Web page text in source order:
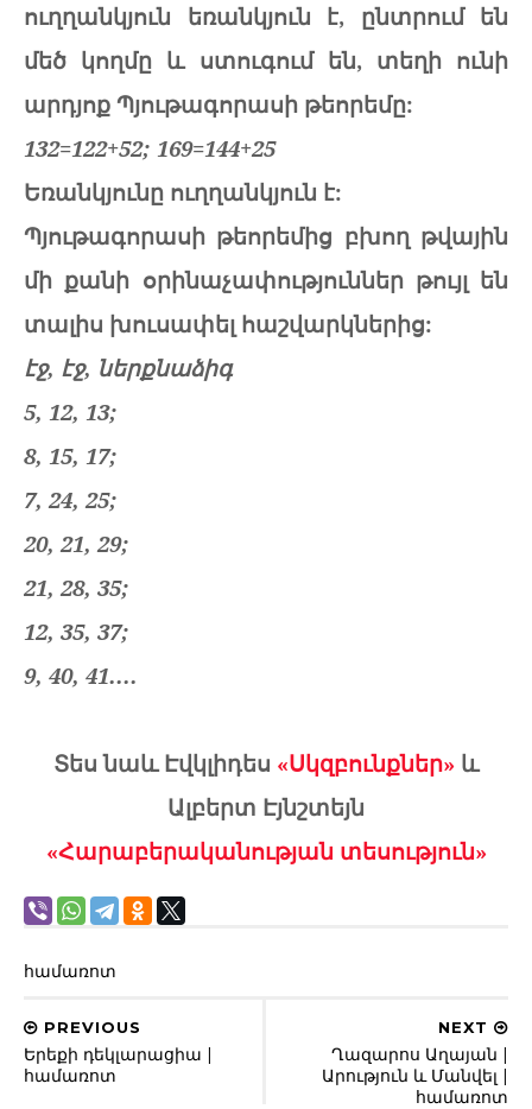
ուղղանկյուն եռանկյուն է, ընտրում են
մեծ կողմը և ստուգում են, տեղի ունի
արդյոք Պյութագորասի թեորեմը:
132=122+52; 169=144+25
Եռանկյունը ուղղանկյուն է:
Պյութագորասի թեորեմից բխող թվային
մի քանի օրինաչափություններ թույլ են
տալիս խուսափել հաշվարկներից:
էջ, էջ, ներքնաձիգ
5, 12, 13;
8, 15, 17;
7, 24, 25;
20, 21, 29;
21, 28, 35;
12, 35, 37;
9, 40, 41....
Տես նաև Էվկլիդես «Սկզբունքներ» և
Ալբերտ Էյնշտեյն
«Հարաբերականության տեսություն»
համառոտ
NEXT
Ղազարոս Աղայան |
Արություն և Մանվել |
համառոտ
PREVIOUS
Երեքի դեկլարացիա |
համառոտ